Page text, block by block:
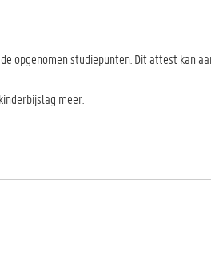
opgenomen studiepunten. Dit attest kan
meer.